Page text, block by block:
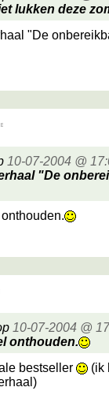
lukken deze
"De
10-07-2004 @
"De
10-07-2004 @
onthouden.
bestseller
(ik